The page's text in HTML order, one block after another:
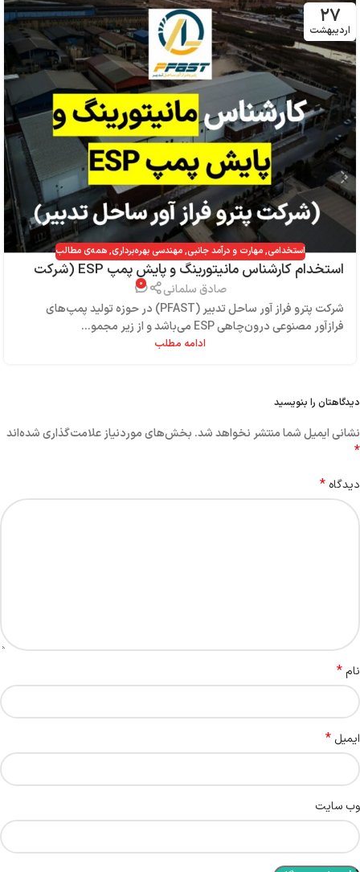
۲۷
اردیبهشت
استخدامی,مهارت و درآمد جانبی,مهندسی بهره‌برداری,همه‌ی مطالب
استخدام کارشناس مانیتورینگ و پایش پمپ ESP (شرکت
پترو فراز آور ساحل تدبیر)صادق سلمانی ۰
شرکت پترو فراز آور ساحل تدبیر (PFAST) در حوزه تولید پمپ‌های
فرازآور مصنوعی درون‌چاهی ESP می‌باشد و از زیر مجمو...
ادامه مطلب
دیدگاهتان را بنویسید
نشانی ایمیل شما منتشر نخواهد شد. بخش‌های موردنیاز علامت‌گذاری شده‌اند
*
دیدگاه *
نام*
ایمیل *
وب‌ سایت